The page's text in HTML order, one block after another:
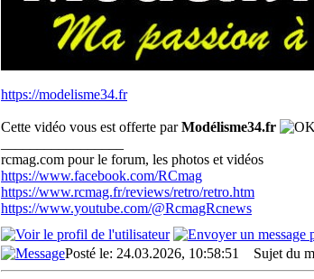
https://modelisme34.fr
Cette vidéo vous est offerte parModélisme34.fr
rcmag.com pour le forum, les photos et vidéos
https://www.facebook.com/RCmag
https://www.rcmag.fr/reviews/retro/retro.htm
https://www.youtube.com/@RcmagRcnews
Posté le: 24.03.2026, 10:58:51 Sujet du